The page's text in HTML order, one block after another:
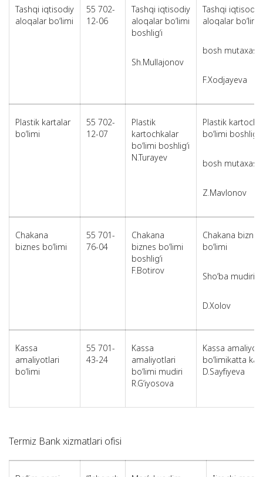
Tashqi iqtisodiy
aloqalar bo‘limi
55 702-
12-06
Tashqi iqtisodiy
aloqalar bo‘limi
boshlig‘i
Sh.Mullajonov
Tashqi iqtisodiy
aloqalar bo‘limi
bosh
F.Xodjayeva
Plastik kartalar
bo‘limi
55 702-
12-07
Plastik
kartochkalar
bo‘limi boshlig‘i
N.Turayev
Plastik
bo‘limi boshlig‘i
bosh
Z.Mavlonov
Chakana
biznes bo‘limi
55 701-
76-04
Chakana
biznes bo‘limi
boshlig‘i
F.Botirov
Chakana biznes
bo‘limi
Sho‘ba mudiri
D.Xolov
Kassa
amaliyotlari
bo‘limi
55 701-
43-24
Kassa
amaliyotlari
bo‘limi mudiri
R.G‘iyosova
Kassa
bo‘limikatta
D.Sayfiyeva
Termiz Bank xizmatlari ofisi